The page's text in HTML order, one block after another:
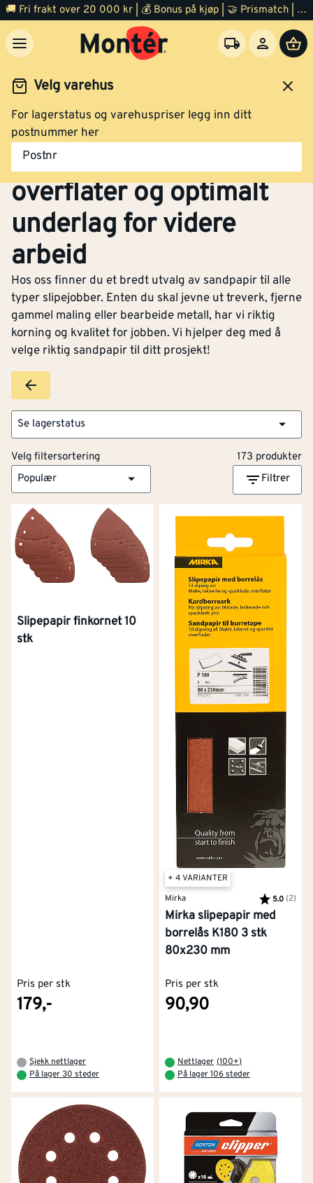
🚚 Fri frakt over 20 000 kr | 💰 Bonus på kjøp | 🤝 Prismatch | ⭐ 100% fornøyd garanti | 🏪 140 byggevarehus
Velg varehus
For lagerstatus og varehuspriser legg inn ditt
postnummer her
Postnr
Maling Maleutstyr
Sandpapir – Jevne
overflater og optimalt
underlag for videre
arbeid
Hos oss finner du et bredt utvalg av sandpapir til alle
typer slipejobber. Enten du skal jevne ut treverk, fjerne
gammel maling eller bearbeide metall, har vi riktig
korning og kvalitet for jobben. Vi hjelper deg med å
velge riktig sandpapir til ditt prosjekt!
Se lagerstatus
Velg filtersortering
173 produkter
Populær
Filtrer
Slipepapir finkornet 10
stk
Pris per stk
179,-
Sjekk nettlager
På lager 30 steder
+ 4 VARIANTER
Mirka
Karakter:
5.0 (2)
Mirka slipepapir med
borrelås K180 3 stk
80x230 mm
Pris per stk
90,90
Nettlager (100+)
På lager 106 steder